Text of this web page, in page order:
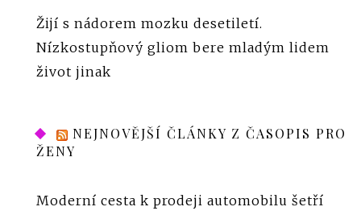
Žijí s nádorem mozku desetiletí.
Nízkostupňový gliom bere mladým lidem
život jinak
NEJNOVĚJŠÍ ČLÁNKY Z ČASOPIS PRO
ŽENY
Moderní cesta k prodeji automobilu šetří